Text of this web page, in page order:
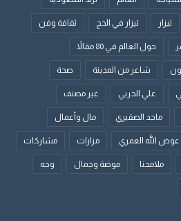
داخلك بين كل ما سبق وبين كل ما
فإن هذا السلوك سيجعل
تيزار تيزار في الحج ثقافة وفن
حول العالم في 80 مقالاً
شاعر من المدينة صحة
علي الحربي غير مصنف
ماجد الصقيري مال وأعمال
الله العمري مزارات مشاركات
ملامحنا موضة وجمال وجه